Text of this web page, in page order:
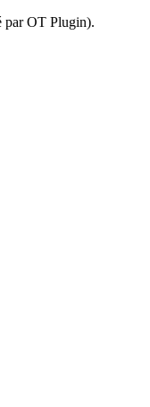
par OT Plugin).